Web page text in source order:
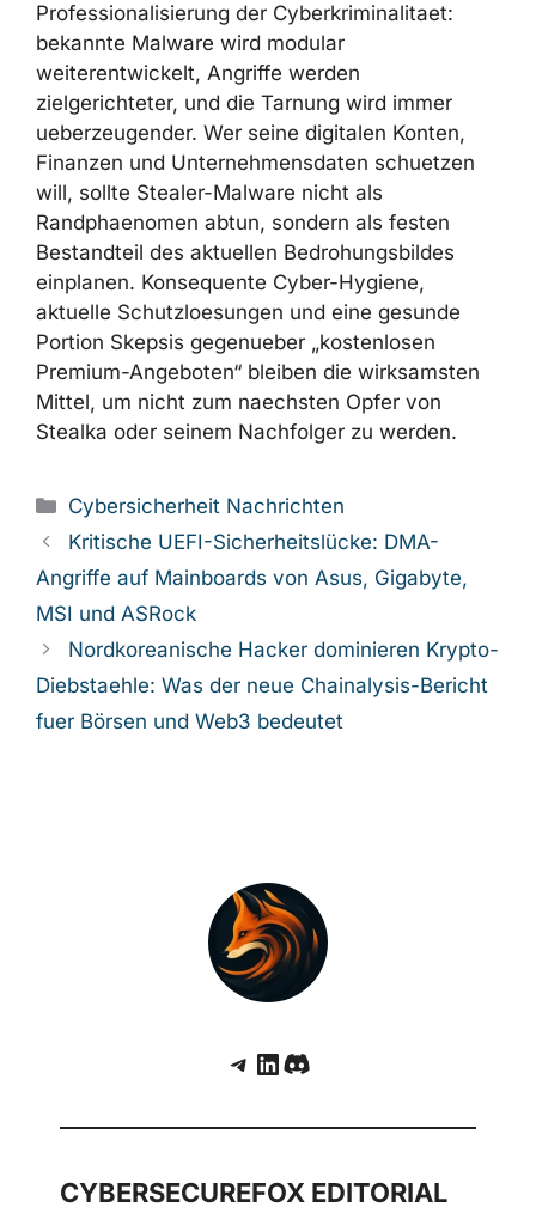
Social Engineering und sicherem
Download-Verhaltenschulen.
Stealka ist ein typisches Beispiel fuer die
Professionalisierung der Cyberkriminalitaet:
bekannte Malware wird modular
weiterentwickelt, Angriffe werden
zielgerichteter, und die Tarnung wird immer
ueberzeugender. Wer seine digitalen Konten,
Finanzen und Unternehmensdaten schuetzen
will, sollte Stealer-Malware nicht als
Randphaenomen abtun, sondern als festen
Bestandteil des aktuellen Bedrohungsbildes
einplanen. Konsequente Cyber-Hygiene,
aktuelle Schutzloesungen und eine gesunde
Premium-Angeboten“ bleiben die wirksamsten
Mittel, um nicht zum naechsten Opfer von
Cybersicherheit Nachrichten
Kritische UEFI-Sicherheitslücke: DMA-
Angriffe auf Mainboards von Asus, Gigabyte,